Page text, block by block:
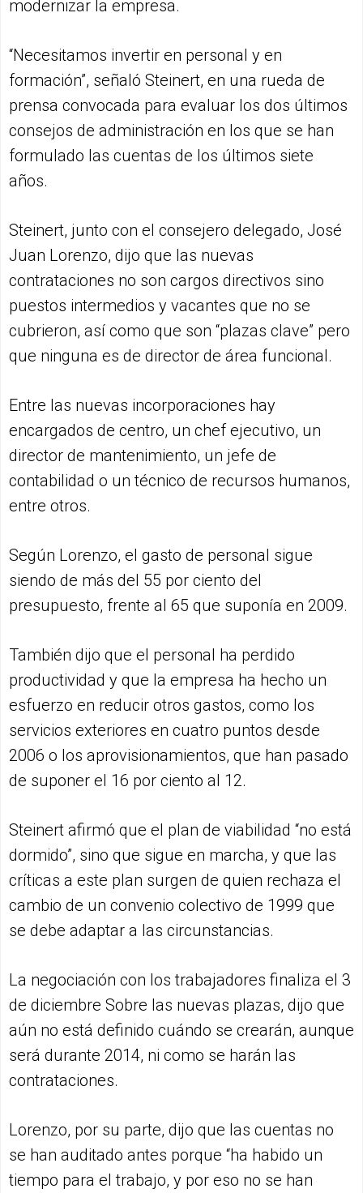
modernizar la empresa.
“Necesitamos invertir en personal y en
formación”, señaló Steinert, en una rueda de
prensa convocada para evaluar los dos últimos
consejos de administración en los que se han
formulado las cuentas de los últimos siete
años.
Steinert, junto con el consejero delegado, José
Juan Lorenzo, dijo que las nuevas
contrataciones no son cargos directivos sino
puestos intermedios y vacantes que no se
cubrieron, así como que son “plazas clave” pero
que ninguna es de director de área funcional.
Entre las nuevas incorporaciones hay
encargados de centro, un chef ejecutivo, un
director de mantenimiento, un jefe de
contabilidad o un técnico de recursos humanos,
entre otros.
Según Lorenzo, el gasto de personal sigue
siendo de más del 55 por ciento del
presupuesto, frente al 65 que suponía en 2009.
También dijo que el personal ha perdido
productividad y que la empresa ha hecho un
esfuerzo en reducir otros gastos, como los
servicios exteriores en cuatro puntos desde
2006 o los aprovisionamientos, que han pasado
de suponer el 16 por ciento al 12.
Steinert afirmó que el plan de viabilidad “no está
dormido”, sino que sigue en marcha, y que las
críticas a este plan surgen de quien rechaza el
cambio de un convenio colectivo de 1999 que
se debe adaptar a las circunstancias.
La negociación con los trabajadores finaliza el 3
de diciembre Sobre las nuevas plazas, dijo que
aún no está definido cuándo se crearán, aunque
será durante 2014, ni como se harán las
contrataciones.
Lorenzo, por su parte, dijo que las cuentas no
se han auditado antes porque “ha habido un
tiempo para el trabajo, y por eso no se han